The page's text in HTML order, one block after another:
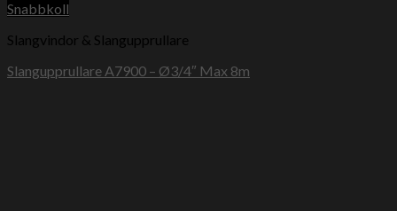
Snabbkoll
Slangvindor & Slangupprullare
Slangupprullare A7900 – Ø3/4″ Max 8m